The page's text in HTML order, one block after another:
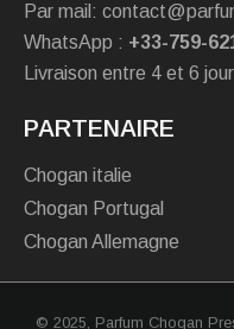
Par mail:
WhatsApp : +33-759-
Livraison entre 4 et 6
PARTENAIRE
Chogan italie
Chogan Portugal
Chogan Allemagne
© 2025, Parfum Chogan